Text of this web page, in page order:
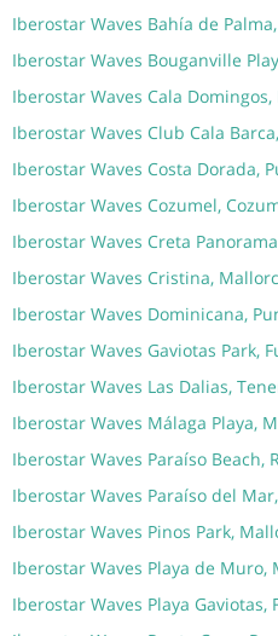
Iberostar Waves Bahía de
Iberostar Waves Bouganville
Iberostar Waves Cala
Iberostar Waves Club Cala
Iberostar Waves Costa Dorada,
Iberostar Waves Cozumel,
Iberostar Waves Creta
Iberostar Waves Cristina,
Iberostar Waves Dominicana,
Iberostar Waves Gaviotas Park,
Iberostar Waves Las Dalias,
Iberostar Waves Málaga Playa,
Iberostar Waves Paraíso Beach,
Iberostar Waves Paraíso del
Iberostar Waves Pinos Park,
Iberostar Waves Playa de Muro,
Iberostar Waves Playa Gaviotas,